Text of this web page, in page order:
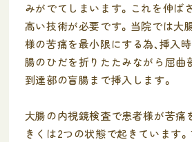
みがでてしまいます。これを伸ば
高い技術が必要です。当院では大
様の苦痛を最小限にする為、挿入
腸のひだを折りたたみながら屈曲
到達部の盲腸まで挿入します。
大腸の内視鏡検査で患者様が苦痛
きくは2つの状態で起きています